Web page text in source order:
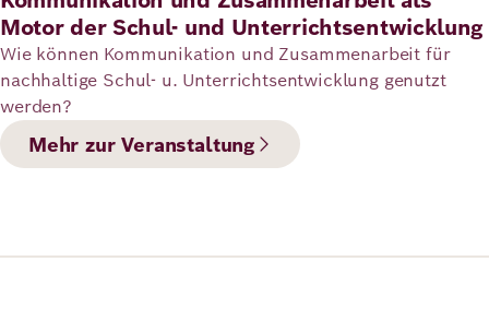
Motor der Schul- und Unterrichtsentwicklung
Wie können Kommunikation und Zusammenarbeit für
nachhaltige Schul- u. Unterrichtsentwicklung genutzt
werden?
Mehr zur Veranstaltung